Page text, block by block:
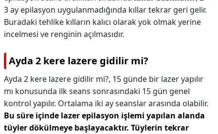
3 ay epilasyon uygulanmadığında kıllar tekrar geri gelir.
Buradaki tehlike kılların kalıcı olarak yok olmak yerine
incelmesi ve renginin açılmasıdır.
Ayda 2 kere lazere gidilir mi?
Ayda 2 kere lazere gidilir mi?, 15 günde bir lazer yapılır
mı konusunda ilk seans sonrasındaki 15 gün genel
kontrol yapılır. Ortalama iki ay seanslar arasında olabilir.
Bu süre içinde lazer epilasyon işlemi yapılan alanda
tüyler dökülmeye başlayacaktır. Tüylerin tekrar